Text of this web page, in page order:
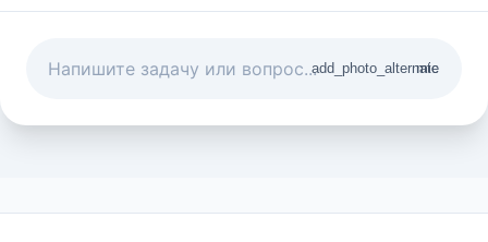
add_photo_alternate
mic